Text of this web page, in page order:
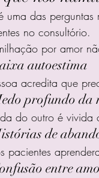
uma das
no consultório.
por amor
autoestima
acredita que
profundo da
do outro é vivida
de
pacientes
entre